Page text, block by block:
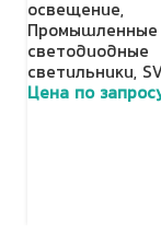
освещение,
Промышленные
светодиодные
светильники,
Цена по